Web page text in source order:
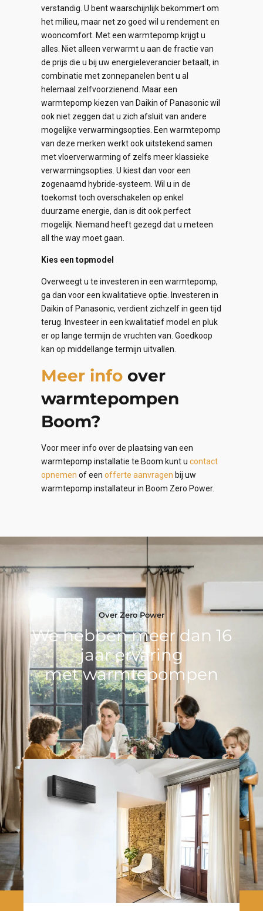
verstandig. U bent waarschijnlijk bekommert om
het milieu, maar net zo goed wil u rendement en
wooncomfort. Met een warmtepomp krijgt u
alles. Niet alleen verwarmt u aan de fractie van
de prijs die u bij uw energieleverancier betaalt, in
combinatie met zonnepanelen bent u al
helemaal zelfvoorzienend. Maar een
warmtepomp kiezen van Daikin of Panasonic wil
ook niet zeggen dat u zich afsluit van andere
mogelijke verwarmingsopties. Een warmtepomp
van deze merken werkt ook uitstekend samen
met vloerverwarming of zelfs meer klassieke
verwarmingsopties. U kiest dan voor een
zogenaamd hybride-systeem. Wil u in de
toekomst toch overschakelen op enkel
duurzame energie, dan is dit ook perfect
mogelijk. Niemand heeft gezegd dat u meteen
all the way moet gaan.
Kies een topmodel
Overweegt u te investeren in een warmtepomp,
ga dan voor een kwalitatieve optie. Investeren in
Daikin of Panasonic, verdient zichzelf in geen tijd
terug. Investeer in een kwalitatief model en pluk
er op lange termijn de vruchten van. Goedkoop
kan op middellange termijn uitvallen.
Meer info over
warmtepompen
Boom?
Voor meer info over de plaatsing van een
warmtepomp installatie te Boom kunt u contact
opnemen of een offerte aanvragen bij uw
warmtepomp installateur in Boom Zero Power.
Over Zero Power
We hebben meer dan 16
jaar ervaring
met warmtepompen